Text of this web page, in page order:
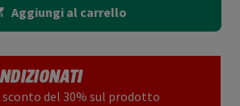
Aggiungi al carrello
del 30% sul prodotto